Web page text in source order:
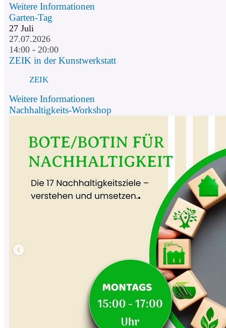
Weitere Informationen
Garten-Tag
27 Juli
27.07.2026
14:00 - 20:00
ZEIK in der Kunstwerkstatt
ZEIK
Weitere Informationen
Nachhaltigkeits-Workshop